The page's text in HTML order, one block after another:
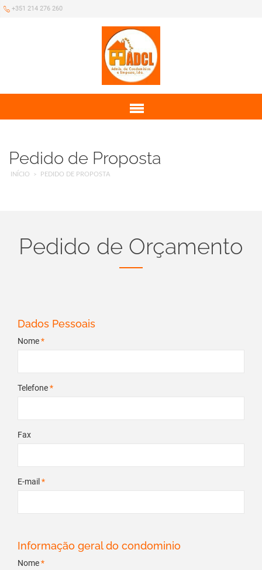
+351 214 276 260
Menu
Pedido de Proposta
INÍCIO PEDIDO DE PROPOSTA
Pedido de Orçamento
Dados Pessoais
Nome*
Telefone*
Fax
E-mail *
Informação geral do condominio
Nome*